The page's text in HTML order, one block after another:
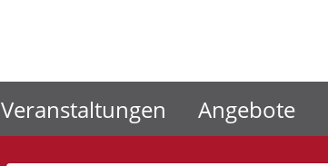
Veranstaltungen Angebote